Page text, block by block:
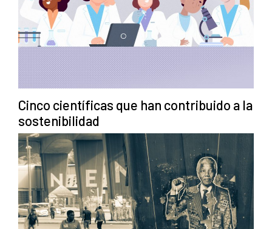
Cinco científicas que han contribuido a la
sostenibilidad